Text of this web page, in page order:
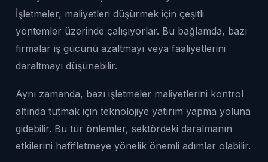
İşletmeler, maliyetleri düşürmek için çeşitli
yöntemler üzerinde çalışıyorlar. Bu bağlamda, bazı
firmalar iş gücünü azaltmayı veya faaliyetlerini
daraltmayı düşünebilir.
Aynı zamanda, bazı işletmeler maliyetlerini kontrol
altında tutmak için teknolojiye yatırım yapma yoluna
gidebilir. Bu tür önlemler, sektördeki daralmanın
etkilerini hafifletmeye yönelik önemli adımlar olabilir.